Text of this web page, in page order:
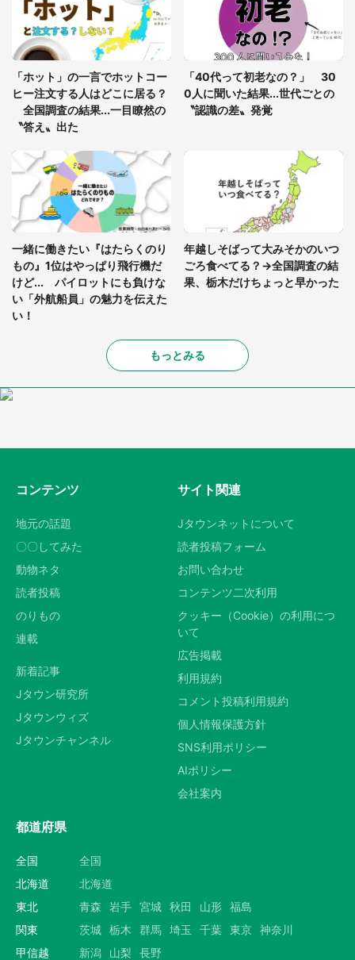
ードル高い」
あまりにも四角すぎる猫、激写される 「これもう
座布団だろ」「食パンの耳」と1.4万人困惑
「ホット」の一言でホットコー
ヒー注文する人はどこに居る？
全国調査の結果...一目瞭然の
〝答え〟出た
「40代って初老なの？」 30
0人に聞いた結果...世代ごとの
〝認識の差〟発覚
一緒に働きたい『はたらくのり
もの』1位はやっぱり飛行機だ
けど... パイロットにも負けな
い「外航船員」の魅力を伝えた
い！
年越しそばって大みそかのいつ
ごろ食べてる？→全国調査の結
果、栃木だけちょっと早かった
もっとみる
コンテンツ
地元の話題
〇〇してみた
動物ネタ
読者投稿
のりもの
連載
新着記事
Jタウン研究所
Jタウンウィズ
Jタウンチャンネル
サイト関連
Jタウンネットについて
読者投稿フォーム
お問い合わせ
コンテンツ二次利用
クッキー（Cookie）の利用につ
いて
広告掲載
利用規約
コメント投稿利用規約
個人情報保護方針
SNS利用ポリシー
AIポリシー
会社案内
都道府県
全国
全国
北海道
北海道
東北
青森 岩手 宮城 秋田 山形 福島
関東
茨城 栃木 群馬 埼玉 千葉 東京 神奈川
甲信越
新潟 山梨 長野